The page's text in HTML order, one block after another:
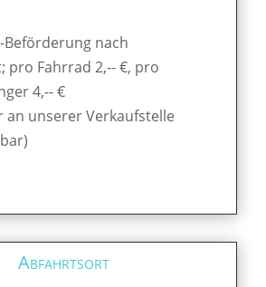
Beförderung nach
pro Fahrrad 2,-- €, pro
4,-- €
an unserer Verkaufstelle
Abfahrtsort